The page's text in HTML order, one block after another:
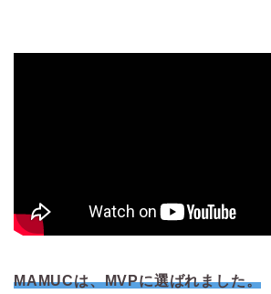
MAMUCは、MVPに選ばれました。